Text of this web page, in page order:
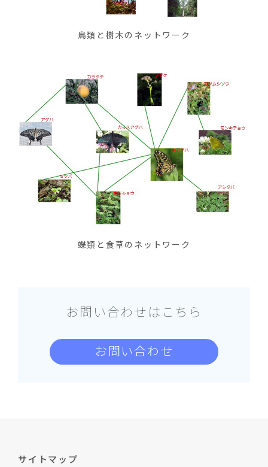
鳥類と樹木のネットワーク
蝶類と食草のネットワーク
お問い合わせはこちら
お問い合わせ
サイトマップ